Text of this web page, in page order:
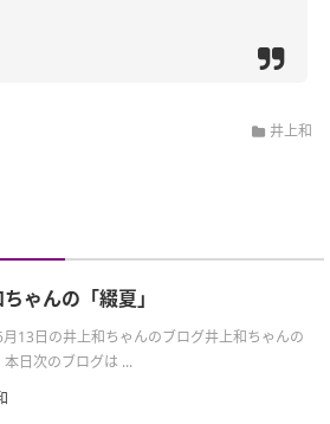
井上和
ゃんの「綴夏」
13日の井上和ちゃんのブログ井上和ちゃんの
本日次のブログは ...